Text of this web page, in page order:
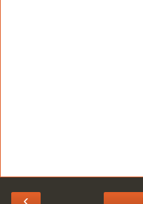
‹